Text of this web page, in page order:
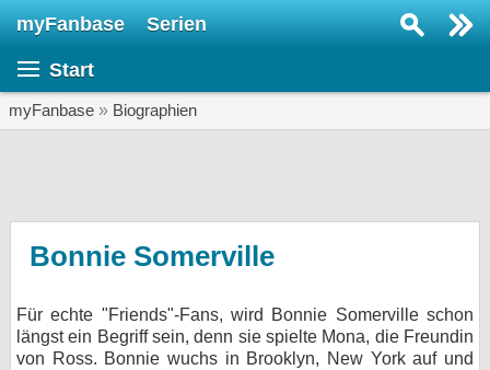
myFanbase Serien
Start
myFanbase » Biographien
Bonnie Somerville
Für echte "Friends"-Fans, wird Bonnie Somerville schon
längst ein Begriff sein, denn sie spielte Mona, die Freundin
von Ross. Bonnie wuchs in Brooklyn, New York auf und
KULTUR
Specials